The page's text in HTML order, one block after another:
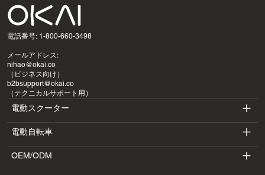
電話番号: 1-800-660-3498
メールアドレス:
nihao@okai.co
（ビジネス向け）
b2bsupport@okai.co
（テクニカルサポート用）
電動スクーター
ES400A
ES410
電動自転車
EB100B
OEM/ODM